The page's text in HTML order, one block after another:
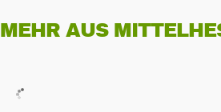
MEHR AUS